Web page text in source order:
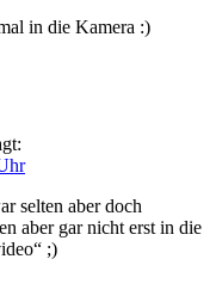
in die Kamera :)
selten aber doch
aber gar nicht erst in die
;)